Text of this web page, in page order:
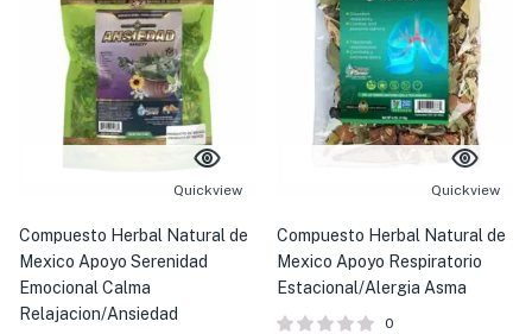
Quickview
Compuesto Herbal Natural de
Mexico Apoyo Serenidad
Emocional Calma
Relajacion/Ansiedad
Quickview
Compuesto Herbal Natural de
Mexico Apoyo Respiratorio
Estacional/Alergia Asma
0